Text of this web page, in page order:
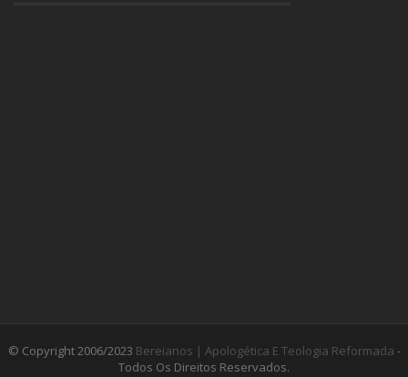
© Copyright 2006/2023 Bereianos | Apologética E Teologia Reformada -
Todos Os Direitos Reservados.